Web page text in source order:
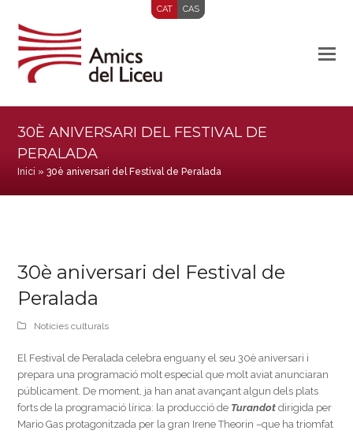
CAT CAS
30È ANIVERSARI DEL FESTIVAL DE
PERALADA
Inici »30è aniversari del Festival de Peralada
30è aniversari del Festival de
Peralada
Notícies culturals
El Festival de Peralada celebra enguany el seu 30è aniversari i
prepara una programació molt especial que molt aviat anunciaran
públicament. De moment, ja han anat avançant algun dels plats
forts de la programació lírica: la producció de Turandot dirigida per
Mario Gas protagonitzada per la gran Irene Theorin –que ha triomfat